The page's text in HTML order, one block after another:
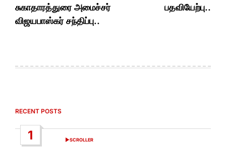
சுகாதாரத்துரை அமைச்சர்
விஜயபாஸ்கர் சந்திப்பு..
பதவியேற்பு..
RECENT POSTS
1
POSTED
SCROLLER